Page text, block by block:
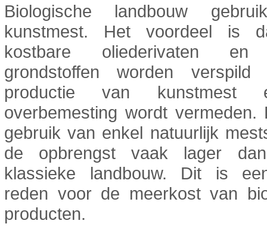
Biologische landbouw
kunstmest. Het voordeel is
kostbare oliederivaten en
grondstoffen worden
productie van kunstmest
overbemesting wordt vermeden.
gebruik van enkel natuurlijk
de opbrengst vaak lager
klassieke landbouw. Dit is
reden voor de meerkost van
producten.